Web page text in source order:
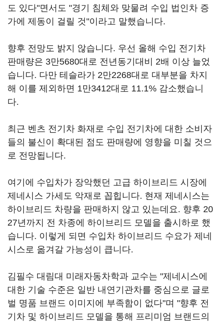
도 있다"면서도 "경기 침체와 맞물려 수입 법인차 증
가에 제동이 걸릴 것"이라고 말했습니다.
향후 전망도 밝지 않습니다. 우선 올해 수입 전기차
판매량은 3만5680대로 전년동기대비 2배 이상 늘었
습니다. 다만 테슬라가 2만2268대로 대부분을 차지
해 이를 제외하면 1만3412대로 11.1% 감소했습니
다.
최근 벤츠 전기차 화재로 수입 전기차에 대한 소비자
들의 불신이 확대된 점도 판매량에 영향을 미칠 것으
로 전망됩니다.
여기에 수입차가 장악했던 고급 하이브리드 시장에
제네시스 가세도 악재로 꼽힙니다. 현재 제네시스는
하이브리드 차량을 판매하지 않고 있는데요. 향후 20
27년까지 전 차종에 하이브리드 모델을 출시하로 했
습니다. 이렇게 되면 수입차 하이브리드 수요가 제네
시스로 옮겨갈 가능성이 큽니다.
김필수 대림대 미래자동차학과 교수는 "제네시스에
대한 기술 수준은 일반 내연기관차를 중심으로 글로
벌 명품 브랜드 이미지에 부족함이 없다"며 "향후 전
기차 및 하이브리드 모델을 통해 프리미엄 브랜드의